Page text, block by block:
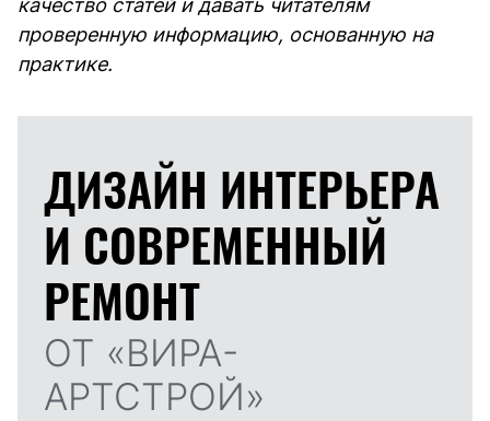
качество статей и давать читателям
проверенную информацию, основанную на
практике.
ДИЗАЙН ИНТЕРЬЕРА
И СОВРЕМЕННЫЙ
РЕМОНТ
ОТ «ВИРА-
АРТСТРОЙ»